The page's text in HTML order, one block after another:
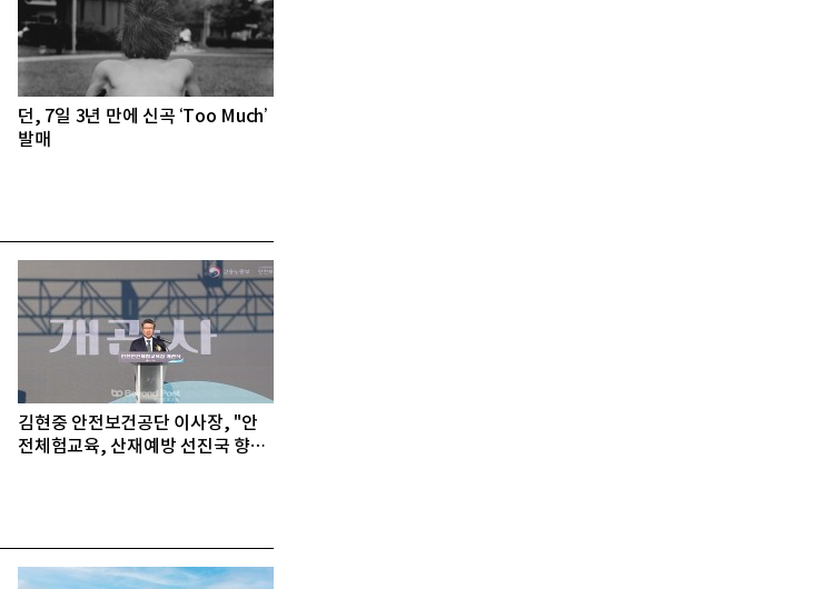
던, 7일 3년 만에 신곡 ‘Too Much’
발매
김현중 안전보건공단 이사장, "안
전체험교육, 산재예방 선진국 향한